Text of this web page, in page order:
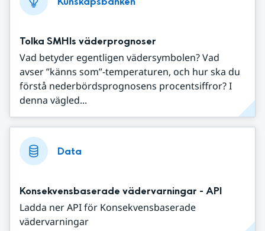
Tolka SMHIs väderprognoser
Vad betyder egentligen vädersymbolen? Vad
avser ”känns som”-temperaturen, och hur ska du
förstå nederbördsprognosens procentsiffror? I
denna vägled...
Data
Konsekvensbaserade vädervarningar - API
Ladda ner API för Konsekvensbaserade
vädervarningar